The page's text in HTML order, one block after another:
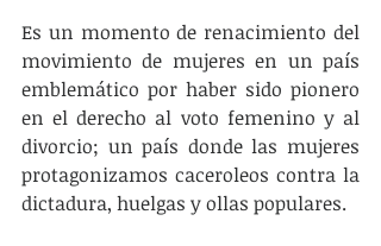
Es un momento de renacimiento del
movimiento de mujeres en un país
emblemático por haber sido pionero
en el derecho al voto femenino y al
divorcio; un país donde las mujeres
protagonizamos caceroleos contra la
dictadura, huelgas y ollas populares.